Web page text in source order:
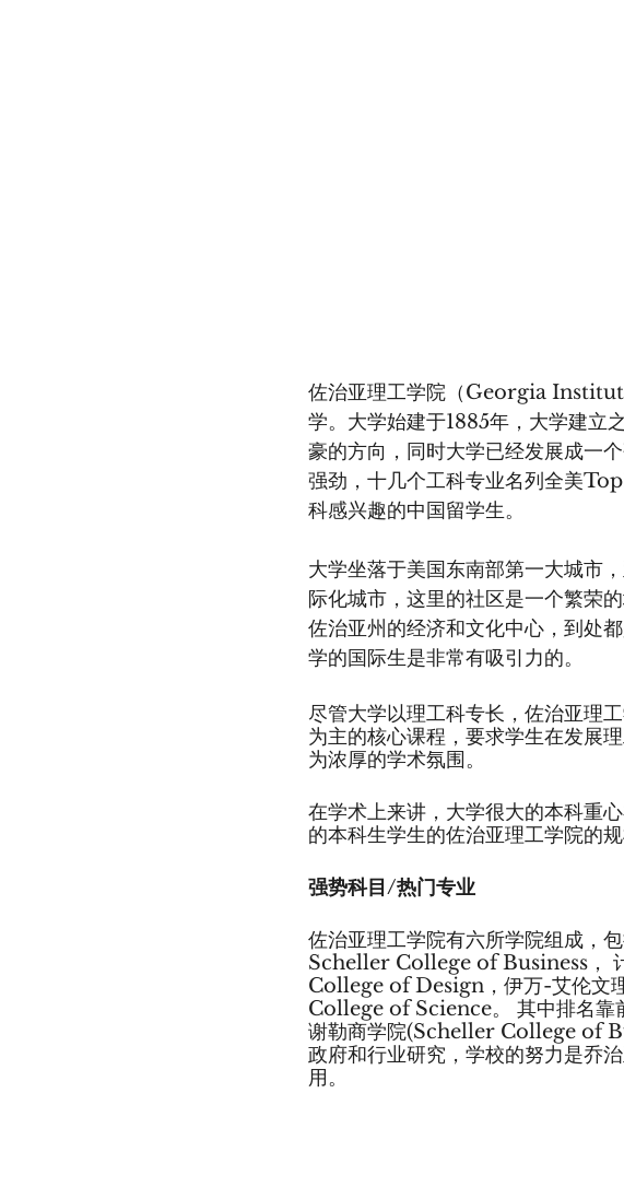
佐治亚理工学院（Georgia
学。大学始建于1885年，大学建立
豪的方向，同时大学已经发展成一
强劲，十几个工科专业名列全美
科感兴趣的中国留学生。
大学坐落于美国东南部第一大城市
际化城市，这里的社区是一个繁荣
佐治亚州的经济和文化中心，到处
学的国际生是非常有吸引力的。
尽管大学以理工科专长，佐治亚理
为主的核心课程，要求学生在发展
为浓厚的学术氛围。
在学术上来讲，大学很大的本科重
的本科生学生的佐治亚理工学院的规
强势科目/热门专业
佐治亚理工学院有六所学院组成
Scheller College of Business，
College of Design，伊万-艾伦
College of Science。 其中排名
谢勒商学院(Scheller College of
政府和行业研究，学校的努力是乔
用。